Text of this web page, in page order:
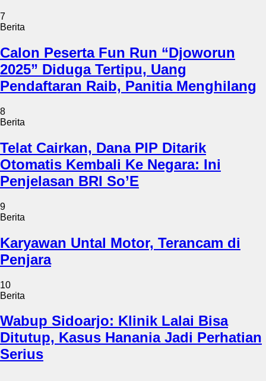
7
Berita
Calon Peserta Fun Run “Djoworun
2025” Diduga Tertipu, Uang
Pendaftaran Raib, Panitia Menghilang
8
Berita
Telat Cairkan, Dana PIP Ditarik
Otomatis Kembali Ke Negara: Ini
Penjelasan BRI So’E
9
Berita
Karyawan Untal Motor, Terancam di
Penjara
10
Berita
Wabup Sidoarjo: Klinik Lalai Bisa
Ditutup, Kasus Hanania Jadi Perhatian
Serius